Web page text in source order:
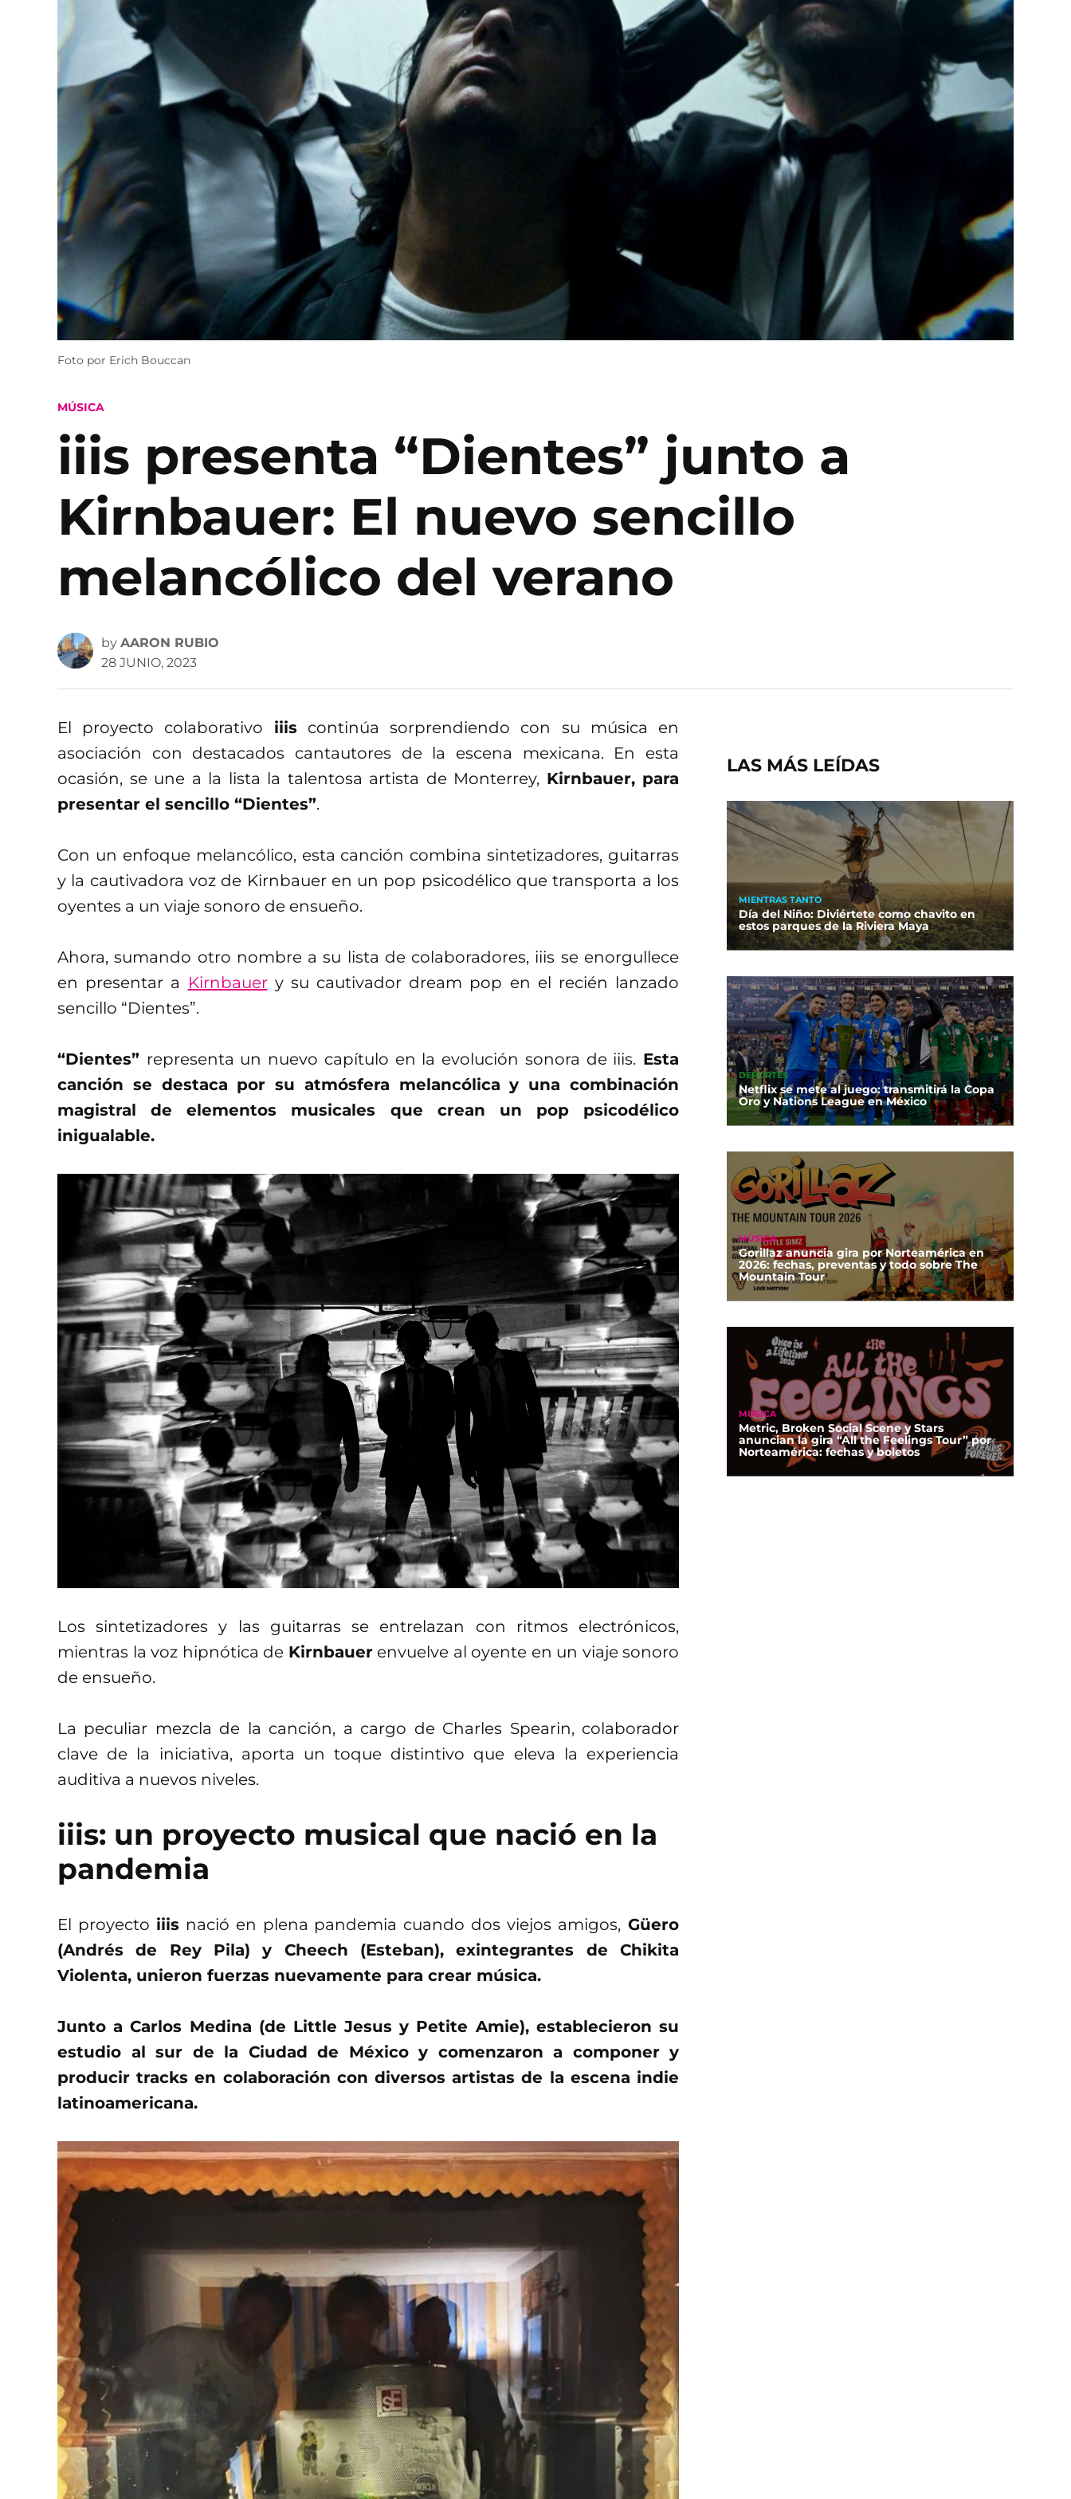
Foto por Erich Bouccan
POSTED
MÚSICA
iiis presenta “Dientes” junto a
Kirnbauer: El nuevo sencillo
melancólico del verano
by AARON RUBIO
28 JUNIO, 2023
El proyecto colaborativo iiiscontinúa sorprendiendo con su música en
asociación con destacados cantautores de la escena mexicana. En esta
ocasión, se une a la lista la talentosa artista de Monterrey, Kirnbauer, para
presentar el sencillo “Dientes”.
Con un enfoque melancólico, esta canción combina sintetizadores, guitarras
y la cautivadora voz de Kirnbauer en un pop psicodélico que transporta a los
oyentes a un viaje sonoro de ensueño.
Ahora, sumando otro nombre a su lista de colaboradores, iiis se enorgullece
en presentar a Kirnbauery su cautivador dream pop en el recién lanzado
sencillo “Dientes”.
“Dientes” representa un nuevo capítulo en la evolución sonora de iiis. Esta
canción se destaca por su atmósfera melancólica y una combinación
magistral de elementos musicales que crean un pop psicodélico
inigualable.
Los sintetizadores y las guitarras se entrelazan con ritmos electrónicos,
mientras la voz hipnótica de Kirnbauerenvuelve al oyente en un viaje sonoro
de ensueño.
La peculiar mezcla de la canción, a cargo de Charles Spearin, colaborador
clave de la iniciativa, aporta un toque distintivo que eleva la experiencia
auditiva a nuevos niveles.
iiis: un proyecto musical que nació en la
pandemia
El proyecto iiisnació en plena pandemia cuando dos viejos amigos, Güero
(Andrés de Rey Pila) y Cheech (Esteban), exintegrantes de Chikita
Violenta, unieron fuerzas nuevamente para crear música.
Junto a Carlos Medina (de Little Jesus y Petite Amie), establecieron su
estudio al sur de la Ciudad de México y comenzaron a componer y
producir tracks en colaboración con diversos artistas de la escena indie
latinoamericana.
LAS MÁS LEÍDAS
MIENTRAS TANTO
Día del Niño: Diviértete como chavito en
estos parques de la Riviera Maya
DEPORTES
Netflix se mete al juego: transmitirá la Copa
Oro y Nations League en México
MÚSICA
Gorillaz anuncia gira por Norteamérica en
2026: fechas, preventas y todo sobre The
Mountain Tour
MÚSICA
Metric, Broken Social Scene y Stars
anuncian la gira “All the Feelings Tour” por
Norteamérica: fechas y boletos